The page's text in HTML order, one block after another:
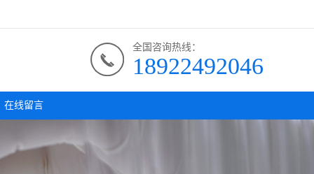
全国咨询热线：
18922492046
在线留言